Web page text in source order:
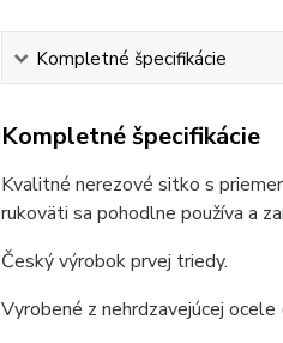
Kompletné špecifikácie
Kompletné špecifikácie
Kvalitné nerezové sitko s
rukoväti sa pohodlne používa a
Český výrobok prvej triedy.
Vyrobené z nehrdzavejúcej ocele